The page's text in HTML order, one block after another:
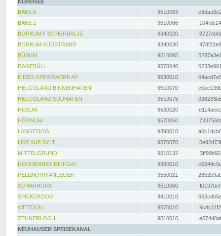
NORDSEE
BAKE A
9510063
BAKE Z
9510066
BORKUM FISCHERBALJE
9340020
BORKUM SÜDSTRAND
9340030
BÜSUM
9510095
DAGEBÜLL
9570040
EIDER-SPERRWERK AP
9530010
HELGOLAND BINNENHAFEN
9510070
HELGOLAND SÜDHAFEN
9510075
HUSUM
9530020
HÖRNUM
9570050
LANGEOOG
9390010
LIST AUF SYLT
9570070
MITTELGRUND
9510132
NORDERNEY RIFFGAT
9360010
PELLWORM ANLEGER
9550021
SCHARHÖRN
9510060
SPIEKEROOG
9410010
WITTDÜN
9570010
ZEHNERLOCH
9510010
NEUHAUSER SPEISEKANAL